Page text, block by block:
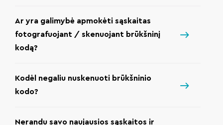
Ar yra galimybė apmokėti sąskaitas
fotografuojant / skenuojant brūkšninį
kodą?
Kodėl negaliu nuskenuoti brūkšninio
kodo?
Nerandu savo naujausios sąskaitos ir